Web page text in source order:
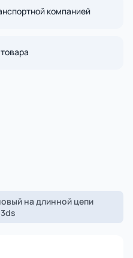
компанией
на длинной цепи